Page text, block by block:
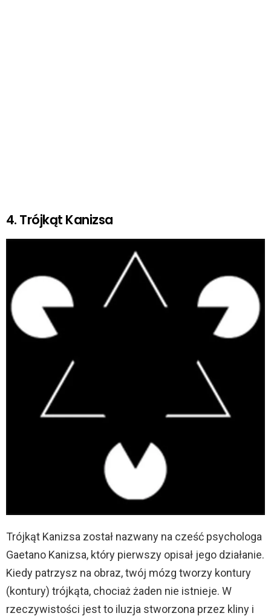
4. Trójkąt Kanizsa
Trójkąt Kanizsa został nazwany na cześć psychologa
Gaetano Kanizsa, który pierwszy opisał jego działanie.
Kiedy patrzysz na obraz, twój mózg tworzy kontury
(kontury) trójkąta, chociaż żaden nie istnieje. W
rzeczywistości jest to iluzja stworzona przez kliny i